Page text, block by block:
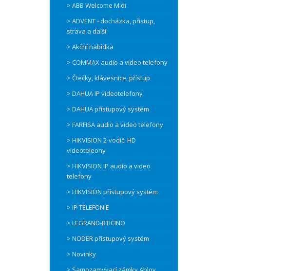
> ABB Welcome Midi
> ADVENT - docházka, přístup,
strava a další
> Akční nabídka
> COMMAX audio a video telefony
> Čtečky, klávesnice, přístup
> DAHUA IP videotelefony
> DAHUA přístupový systém
> FARFISA audio a video telefony
> HIKVISION 2-vodič. HD
videoteleony
> HIKVISION IP audio a video
telefony
> HIKVISION přístupový systém
> IP TELEFONIE
> LEGRAND-BTICINO
> NODER přístupový systém
> Novinky